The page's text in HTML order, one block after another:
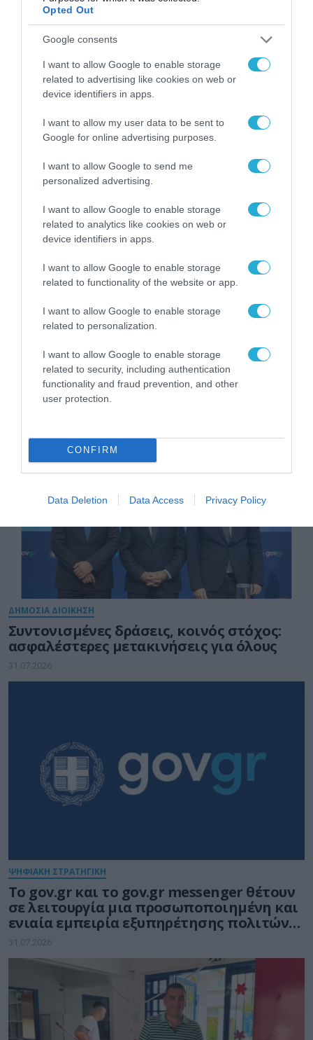
Opted Out
Google consents
I want to allow Google to enable storage
related to advertising like cookies on web or
device identifiers in apps.
I want to allow my user data to be sent to
Google for online advertising purposes.
I want to allow Google to send me
personalized advertising.
I want to allow Google to enable storage
related to analytics like cookies on web or
device identifiers in apps.
I want to allow Google to enable storage
related to functionality of the website or app.
I want to allow Google to enable storage
related to personalization.
I want to allow Google to enable storage
related to security, including authentication
functionality and fraud prevention, and other
user protection.
CONFIRM
Data Deletion Data Access Privacy Policy
ΔΗΜΟΣΙΑ ΔΙΟΙΚΗΣΗ
ΨΗΦΙΑΚΗ ΣΤΡΑΤΗΓΙΚΗ
Το Υπουργείο Ψηφιακής Διακυβέρνησης
και Τεχνητής Νοημοσύνης παρουσιάζει
για πρώτη φορά τους βασικούς άξονες του
νέου Εθνικού Διαστημικού Προγράμματος
31.07.2026
ΔΗΜΟΣΙΑ ΔΙΟΙΚΗΣΗ
Συντονισμένες δράσεις, κοινός στόχος:
ασφαλέστερες μετακινήσεις για όλους
31.07.2026
ΨΗΦΙΑΚΗ ΣΤΡΑΤΗΓΙΚΗ
Το gov.gr και το gov.gr messenger θέτουν
σε λειτουργία μια προσωποποιημένη και
ενιαία εμπειρία εξυπηρέτησης πολιτών
και επιχειρήσεων
31.07.2026